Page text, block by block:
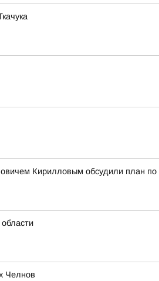
Кирилловым обсудили план по
Челнов